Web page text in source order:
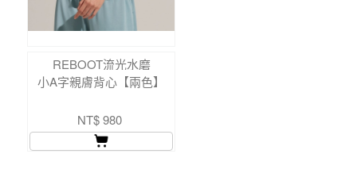
REBOOT流光水磨
小A字親膚背心【兩色】
NT$ 980